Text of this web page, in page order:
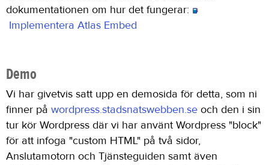
dokumentationen om hur det fungerar:
Implementera Atlas Embed
Demo
Vi har givetvis satt upp en demosida för detta, som ni
finner på wordpress.stadsnatswebben.se och den i sin
tur kör Wordpress där vi har använt Wordpress "block"
för att infoga "custom HTML" på två sidor,
Anslutamotorn och Tjänsteguiden samt även